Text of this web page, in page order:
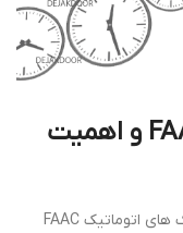
شناخت برد کنترل FAAC 455D و اهمیت
برد کنترل FAAC 455D قلب تپنده سیستم جک های اتوماتیک FAAC